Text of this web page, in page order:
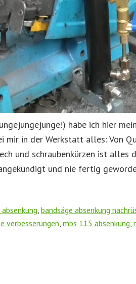
habe ich hier
mir in der Werkstatt alles: Von
und schraubenkürzen ist
und nie fertig
bandsäge absenkung
verbesserungen mbs 115 absenkung